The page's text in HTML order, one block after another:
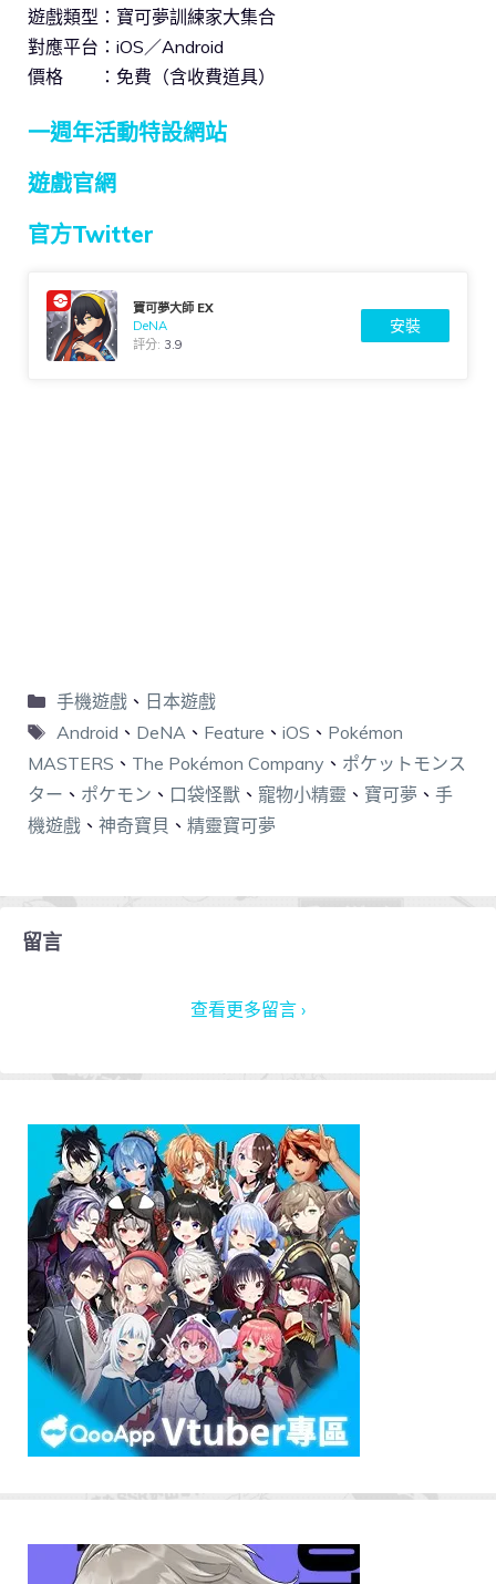
遊戲類型：寶可夢訓練家大集合
對應平台：iOS／Android
價格 ：免費（含收費道具）
一週年活動特設網站
遊戲官網
官方Twitter
寶可夢大師 EX
DeNA
評分: 3.9
安裝
手機遊戲、 日本遊戲
Android 、 DeNA、 Feature 、 iOS 、 Pokémon
MASTERS 、 The Pokémon Company 、 ポケットモンス
ター 、 ポケモン 、 口袋怪獸 、 寵物小精靈 、 寶可夢 、 手
機遊戲 、 神奇寶貝 、 精靈寶可夢
留言
查看更多留言 ›